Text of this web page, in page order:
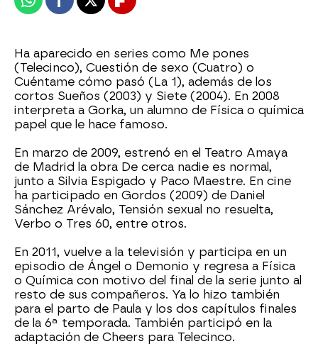
WhatsappFacebook
X Flipboard
Ha aparecido en series como Me pones
(Telecinco), Cuestión de sexo (Cuatro) o
Cuéntame cómo pasó (La 1), además de los
cortos Sueños (2003) y Siete (2004). En 2008
interpreta a Gorka, un alumno de Física o química
papel que le hace famoso.
En marzo de 2009, estrenó en el Teatro Amaya
de Madrid la obra De cerca nadie es normal,
junto a Silvia Espigado y Paco Maestre. En cine
ha participado en Gordos (2009) de Daniel
Sánchez Arévalo, Tensión sexual no resuelta,
Verbo o Tres 60, entre otros.
En 2011, vuelve a la televisión y participa en un
episodio de Ángel o Demonio y regresa a Física
o Química con motivo del final de la serie junto al
resto de sus compañeros. Ya lo hizo también
para el parto de Paula y los dos capítulos finales
de la 6ª temporada. También participó en la
adaptación de Cheers para Telecinco.